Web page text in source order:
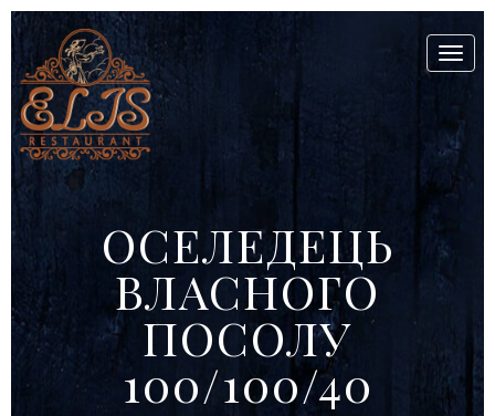
ОСЕЛЕДЕЦЬ
ВЛАСНОГО
ПОСОЛУ
100/100/40